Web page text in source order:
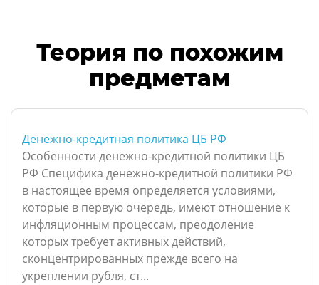
Теория по похожим
предметам
Денежно-кредитная политика ЦБ РФ
Особенности денежно-кредитной политики ЦБ
РФ Специфика денежно-кредитной политики РФ
в настоящее время определяется условиями,
которые в первую очередь, имеют отношение к
инфляционным процессам, преодоление
которых требует активных действий,
сконцентрированных прежде всего на
укреплении рубля, ст...